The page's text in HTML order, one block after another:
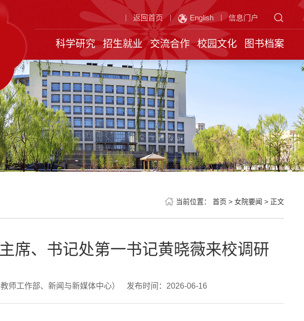
返回首页 English 信息门户
科学研究 招生就业 交流合作 校园文化 图书档案
当前位置： 首页 > 女院要闻 > 正文
席、书记处第一书记黄晓薇来校调研
师工作部、新闻与新媒体中心） 发布时间：2026-06-16